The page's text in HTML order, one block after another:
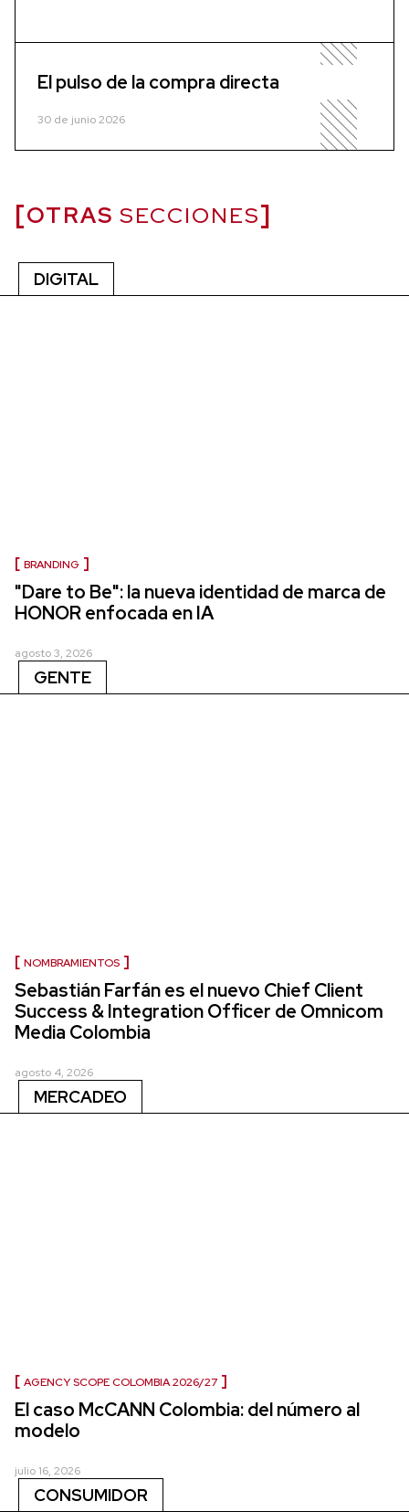
El pulso de la compra directa
30 de junio 2026
OTRAS SECCIONES
DIGITAL
BRANDING
"Dare to Be": la nueva identidad de marca de
HONOR enfocada en IA
agosto 3, 2026
GENTE
NOMBRAMIENTOS
Sebastián Farfán es el nuevo Chief Client
Success & Integration Officer de Omnicom
Media Colombia
agosto 4, 2026
MERCADEO
AGENCY SCOPE COLOMBIA 2026/27
El caso McCANN Colombia: del número al
modelo
julio 16, 2026
CONSUMIDOR